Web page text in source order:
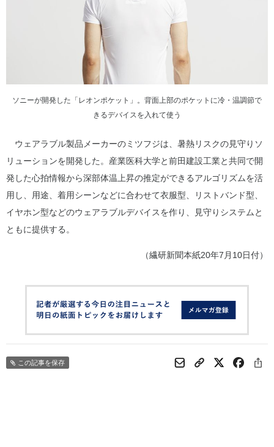
ソニーが開発した「レオンポケット」。背面上部のポケットに冷・温調節で
きるデバイスを入れて使う
ウェアラブル製品メーカーのミツフジは、暑熱リスクの見守りソ
リューションを開発した。産業医科大学と前田建設工業と共同で開
発した心拍情報から深部体温上昇の推定ができるアルゴリズムを活
用し、用途、着用シーンなどに合わせて衣服型、リストバンド型、
イヤホン型などのウェアラブルデバイスを作り、見守りシステムと
ともに提供する。
（繊研新聞本紙20年7月10日付）
この記事を保存